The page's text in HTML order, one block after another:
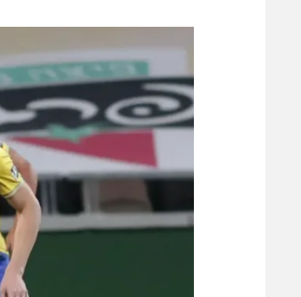
תקנון עבור פעילות אלקטרה
תקנון עבור פעילות ספורט 1 – "מרלן"
טניס
תנאי שימוש
מדיניות פרטיות